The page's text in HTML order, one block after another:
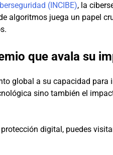
(INCIBE), la
algoritmos juega un papel
que avala su
global a su capacidad para
sino también el
digital, puedes